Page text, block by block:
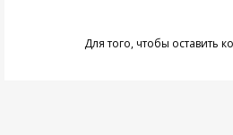
Для того, чтобы оставить